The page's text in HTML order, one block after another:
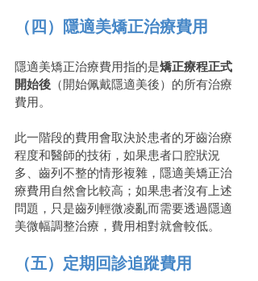
（四）隱適美矯正治療費用
隱適美矯正治療費用指的是矯正療程正式
開始後 （開始佩戴隱適美後）的所有治療
費用。
此一階段的費用會取決於患者的牙齒治療
程度和醫師的技術，如果患者口腔狀況
多、齒列不整的情形複雜，隱適美矯正治
療費用自然會比較高；如果患者沒有上述
問題，只是齒列輕微凌亂而需要透過隱適
美微幅調整治療，費用相對就會較低。
（五）定期回診追蹤費用